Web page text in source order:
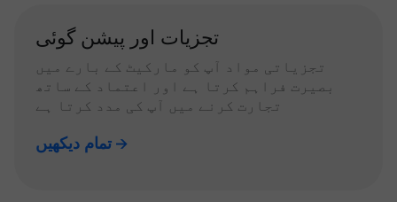
تجزیات اور پیشن گوئی
تجزیاتی مواد آپ کو مارکیٹ کے بارے میں
بصیرت فراہم کرتا ہے اور اعتماد کے ساتھ
تجارت کرنے میں آپ کی مدد کرتا ہے
تمام دیکھیں